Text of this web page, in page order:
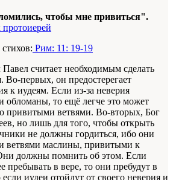
чтобы мне привиться".
Рим: 11: 19-19
считает необходимым сделать
Во-первых, он предостерегает
к иудеям. Если из-за неверия
обломаны, то ещё легче это может
привитыми ветвями. Во-вторых, Бог
но лишь для того, чтобы открыть
не должны гордиться, ибо они
ветвями маслины, привитыми к
должны помнить об этом. Если
пребывать в вере, то они пребудут в
иудеи отойдут от своего неверия и